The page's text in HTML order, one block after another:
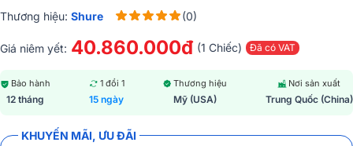
Thương hiệu: Shure (0)
Giá niêm yết: 40.860.000đ (1 Chiếc) Đã có VAT
Bảo hành
12 tháng
1 đổi 1
15 ngày
Thương hiệu
Mỹ (USA)
Nơi sản xuất
Trung Quốc (China)
KHUYẾN MÃI, ƯU ĐÃI